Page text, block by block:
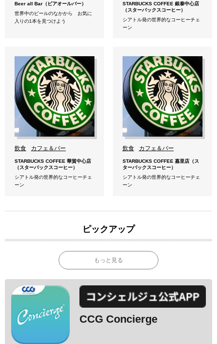
Beer all Bar（ビアオールバー）
世界中のビールのなかから お気に
入りの1本を見つけよう
STARBUCKS COFFEE 銀泰中心店
（スターバックスコーヒー）
シアトル発の世界的なコーヒーチェ
ーン
飲食 カフェ＆バー
STARBUCKS COFFEE 華貿中心店
（スターバックスコーヒー）
シアトル発の世界的なコーヒーチェ
ーン
飲食 カフェ＆バー
STARBUCKS COFFEE 嘉里店（ス
ターバックスコーヒー）
シアトル発の世界的なコーヒーチェ
ーン
ピックアップ
もっと見る
CCG Concierge